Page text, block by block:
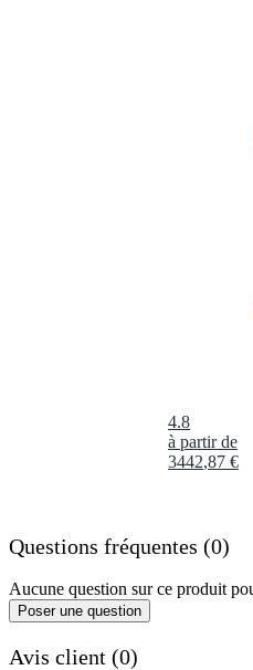
4.8
à partir de
3442,87 €
Questions fréquentes (0)
Aucune question sur ce produit
Poser une question
Avis client (0)